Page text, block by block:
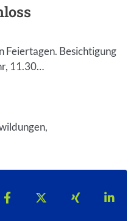
Feiertagen. Besichtigung
11.30…
Teilen auf Facebook
Teilen auf X
Teilen auf